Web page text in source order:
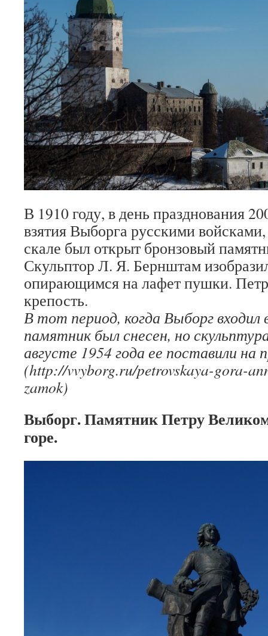
В 1910 году, в день празднования
взятия Выборга русскими
скале был открыт бронзовый
Скульптор Л. Я. Бернштам
опирающимся на лафет пушки.
крепость.
В тот период, когда Выборг входил
памятник был снесен, но
августе 1954 года ее поставили
(http://vvyborg.ru/petrovskaya-gora-
zamok)
Выборг. Памятник Петру
горе.